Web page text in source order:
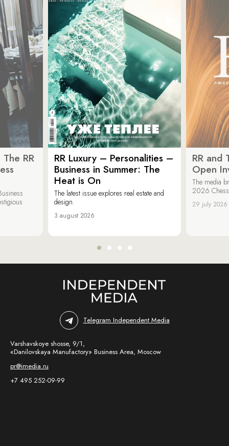
RR
RR Luxury – Personalities –
Business in Summer: The
Heat is On
The latest issue explores real estate and
design.
3 august 2026
RR and
Open
The media
2026
29 july 2026
Telegram Independent Media
Varshavskoye shosse, 9/1,
«Danilovskaya Manufactory» Business Area, Moscow
pr@imedia.ru
+7 495 252-09-99